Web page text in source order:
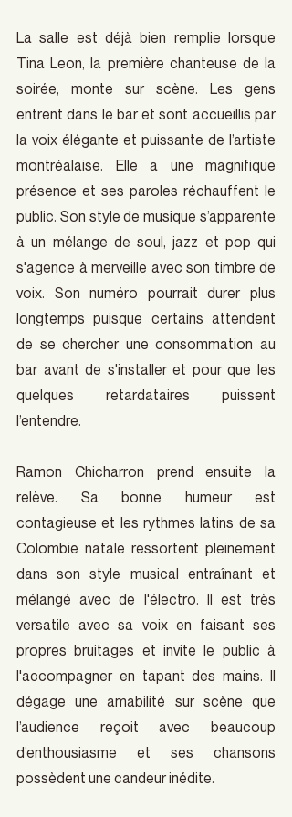
La salle est déjà bien remplie lorsque
Tina Leon, la première chanteuse de la
soirée, monte sur scène. Les gens
entrent dans le bar et sont accueillis par
la voix élégante et puissante de l’artiste
montréalaise. Elle a une magnifique
présence et ses paroles réchauffent le
public. Son style de musique s’apparente
à un mélange de soul, jazz et pop qui
s'agence à merveille avec son timbre de
voix. Son numéro pourrait durer plus
longtemps puisque certains attendent
de se chercher une consommation au
bar avant de s'installer et pour que les
quelques retardataires puissent
l’entendre.
Ramon Chicharron prend ensuite la
relève. Sa bonne humeur est
contagieuse et les rythmes latins de sa
Colombie natale ressortent pleinement
dans son style musical entraînant et
mélangé avec de l'électro. Il est très
versatile avec sa voix en faisant ses
propres bruitages et invite le public à
l'accompagner en tapant des mains. Il
dégage une amabilité sur scène que
l’audience reçoit avec beaucoup
d’enthousiasme et ses chansons
possèdent une candeur inédite.